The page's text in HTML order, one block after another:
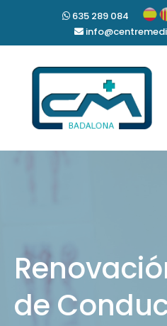
contenido
635 289 084
de